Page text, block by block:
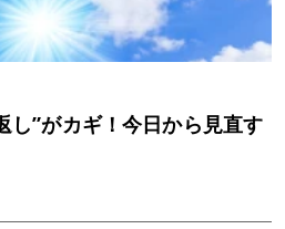
し”がカギ！今日から見直す